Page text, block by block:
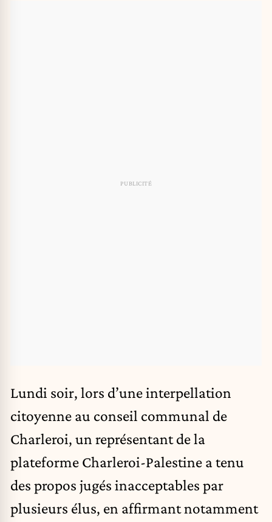
Lundi soir, lors d’une interpellation
citoyenne au conseil communal de
Charleroi, un représentant de la
plateforme Charleroi-Palestine a tenu
des propos jugés inacceptables par
plusieurs élus, en affirmant notamment